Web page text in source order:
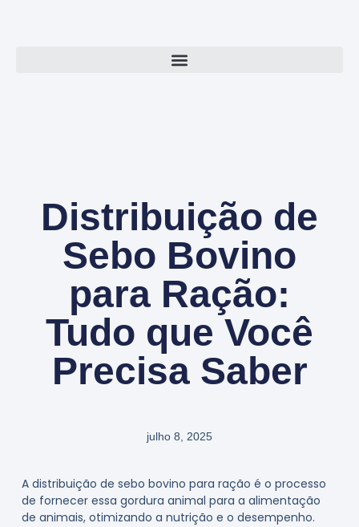
Distribuição de
Sebo Bovino
para Ração:
Tudo que Você
Precisa Saber
julho 8, 2025
A distribuição de sebo bovino para ração é o processo
de fornecer essa gordura animal para a alimentação
de animais, otimizando a nutrição e o desempenho.